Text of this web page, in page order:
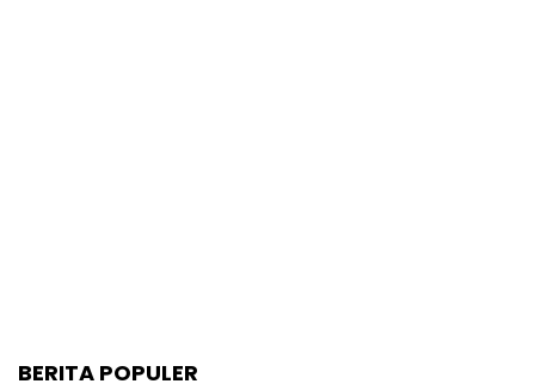
BERITA POPULER